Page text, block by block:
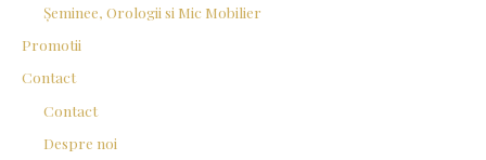
Șeminee, Orologii si Mic Mobilier
Promotii
Contact
Contact
Despre noi